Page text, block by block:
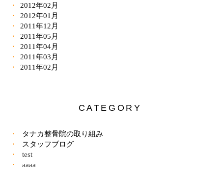
2012年02月
2012年01月
2011年12月
2011年05月
2011年04月
2011年03月
2011年02月
CATEGORY
タナカ整骨院の取り組み
スタッフブログ
test
aaaa